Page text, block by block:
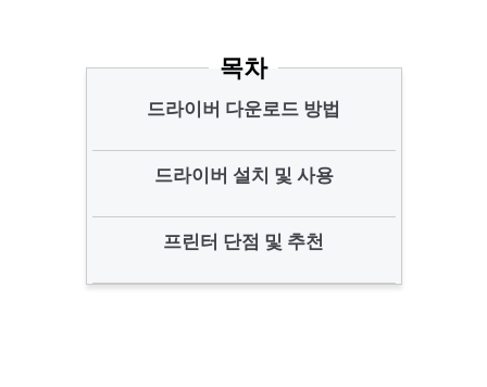
목차
드라이버 다운로드 방법
드라이버 설치 및 사용
프린터 단점 및 추천